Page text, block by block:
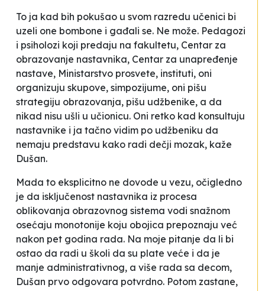
To ja kad bih pokušao u svom razredu učenici bi
uzeli one bombone i gađali se. Ne može. Pedagozi
i psiholozi koji predaju na fakultetu, Centar za
obrazovanje nastavnika, Centar za unapređenje
nastave, Ministarstvo prosvete, instituti, oni
organizuju skupove, simpozijume, oni pišu
strategiju obrazovanja, pišu udžbenike, a da
nikad nisu ušli u učionicu. Oni retko kad konsultuju
nastavnike i ja tačno vidim po udžbeniku da
nemaju predstavu kako radi dečji mozak, kaže
Dušan.
Mada to eksplicitno ne dovode u vezu, očigledno
je da isključenost nastavnika iz procesa
oblikovanja obrazovnog sistema vodi snažnom
osećaju monotonije koju obojica prepoznaju već
nakon pet godina rada. Na moje pitanje da li bi
ostao da radi u školi da su plate veće i da je
manje administrativnog, a više rada sa decom,
Dušan prvo odgovara potvrdno. Potom zastane,